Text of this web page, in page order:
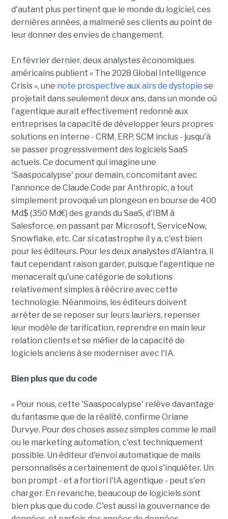
d'autant plus pertinent que le monde du logiciel, ces
dernières années, a malmené ses clients au point de
leur donner des envies de changement.
En février dernier, deux analystes économiques
américains publient « The 2028 Global Intelligence
Crisis », une note prospective aux airs de dystopie se
projetait dans seulement deux ans, dans un monde où
l'agentique aurait effectivement redonné aux
entreprises la capacité de développer leurs propres
solutions en interne - CRM, ERP, SCM inclus - jusqu'à
se passer progressivement des logiciels SaaS
actuels. Ce document qui imagine une
'Saaspocalypse' pour demain, concomitant avec
l'annonce de Claude Code par Anthropic, a tout
simplement provoqué un plongeon en bourse de 400
Md$ (350 Md€) des grands du SaaS, d'IBM à
Salesforce, en passant par Microsoft, ServiceNow,
Snowflake, etc. Car si catastrophe il y a, c'est bien
pour les éditeurs. Pour les deux analystes d'Alantra, il
faut cependant raison garder, puisque l'agentique ne
menacerait qu'une catégorie de solutions
relativement simples à réécrire avec cette
technologie. Néanmoins, les éditeurs doivent
arrêter de se reposer sur leurs lauriers, repenser
leur modèle de tarification, reprendre en main leur
relation clients et se méfier de la capacité de
logiciels anciens à se moderniser avec l'IA.
Bien plus que du code
« Pour nous, cette 'Saaspocalypse' relève davantage
du fantasme que de la réalité, confirme Oriane
Durvye. Pour des choses assez simples comme le mail
ou le marketing automation, c'est techniquement
possible. Un éditeur d'envoi automatique de mails
personnalisés a certainement de quoi s'inquiéter. Un
bon prompt - et a fortiori l'IA agentique - peut s'en
charger. En revanche, beaucoup de logiciels sont
bien plus que du code. C'est aussi la gouvernance de